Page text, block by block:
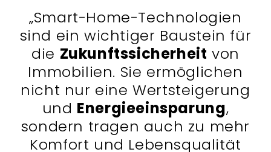
„Smart-Home-Technologien
sind ein wichtiger Baustein für
die Zukunftssicherheit von
Immobilien. Sie ermöglichen
nicht nur eine Wertsteigerung
und Energieeinsparung,
sondern tragen auch zu mehr
Komfort und Lebensqualität